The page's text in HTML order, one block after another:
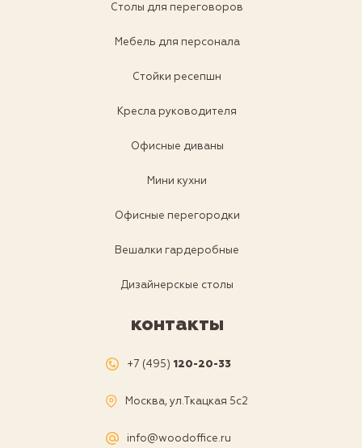
Столы для переговоров
Мебель для персонала
Стойки ресепшн
Кресла руководителя
Офисные диваны
Мини кухни
Офисные перегородки
Вешалки гардеробные
Дизайнерскые столы
контакты
+7 (495) 120-20-33
Москва, ул.Ткацкая 5с2
info@woodoffice.ru